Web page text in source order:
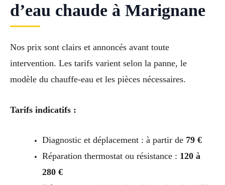
d’eau chaude à Marignane
Nos prix sont clairs et annoncés avant toute
intervention. Les tarifs varient selon la panne, le
modèle du chauffe-eau et les pièces nécessaires.
Tarifs indicatifs :
Diagnostic et déplacement : à partir de 79 €
Réparation thermostat ou résistance : 120 à
280 €